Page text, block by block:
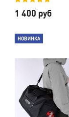
1 400 руб
НОВИНКА